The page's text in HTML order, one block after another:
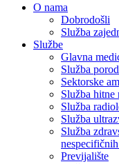
O nama
Dobrodošli
Služba
Službe
Glavna
Služba
Sektorske
Služba hitne
Služba
Služba
Služba
Previjalište